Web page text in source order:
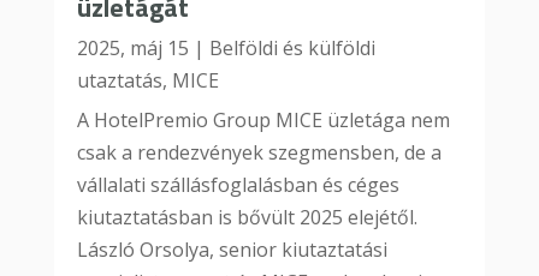
2025, máj 15 | Belföldi és külföldi
utaztatás, MICE
A HotelPremio Group MICE üzletága nem
csak a rendezvények szegmensben, de a
vállalati szállásfoglalásban és céges
kiutaztatásban is bővült 2025 elejétől.
László Orsolya, senior kiutaztatási